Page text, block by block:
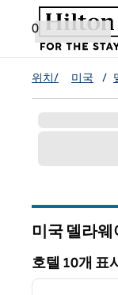
콘텐츠로 이동
0
위치/ 미국 /
미국 델라웨
호텔 10개 표시
호텔 10개 표시
1/12